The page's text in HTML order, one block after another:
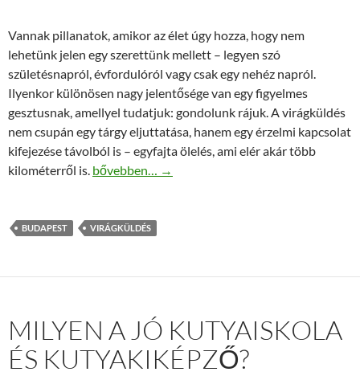
Vannak pillanatok, amikor az élet úgy hozza, hogy nem
lehetünk jelen egy szerettünk mellett – legyen szó
születésnapról, évfordulóról vagy csak egy nehéz napról.
Ilyenkor különösen nagy jelentősége van egy figyelmes
gesztusnak, amellyel tudatjuk: gondolunk rájuk. A virágküldés
nem csupán egy tárgy eljuttatása, hanem egy érzelmi kapcsolat
kifejezése távolból is – egyfajta ölelés, ami elér akár több
kilométerről is. Ölelés helyett virág – Hogyan segít egy csokor,
bővebben… →
BUDAPEST VIRÁGKÜLDÉS
MILYEN A JÓ KUTYAISKOLA
ÉS KUTYAKIKÉPZŐ?